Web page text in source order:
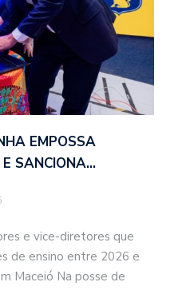
EMPOSSA
E SANCIONA…
e vice-diretores que
de ensino entre 2026 e
Maceió Na posse de